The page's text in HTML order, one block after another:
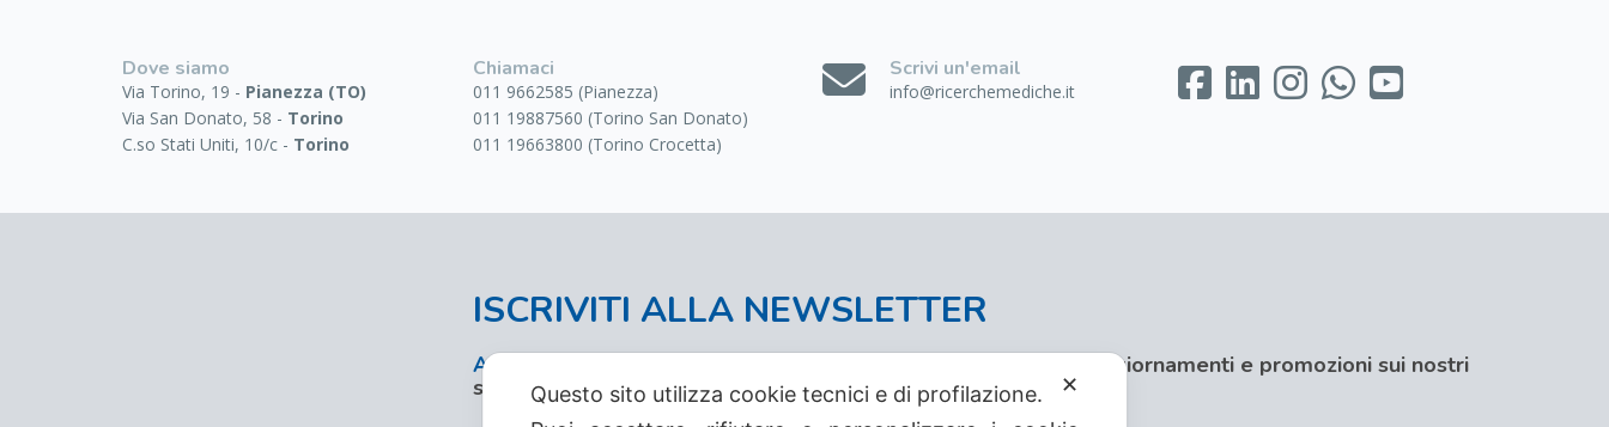
Dove siamo
Via Torino, 19 - Pianezza (TO)
Via San Donato, 58 - Torino
C.so Stati Uniti, 10/c - Torino
Chiamaci
011 9662585 (Pianezza)
011 19887560 (Torino San Donato)
011 19663800 (Torino Crocetta)
Scrivi un'email
info@ricerchemediche.it
ISCRIVITI ALLA NEWSLETTER
Accedi/Registrati al nostro sito e iscriviti alla newsletter per aggiornamenti e promozioni sui nostri
servizi ✕
Questo sito utilizza cookie tecnici e di profilazione.